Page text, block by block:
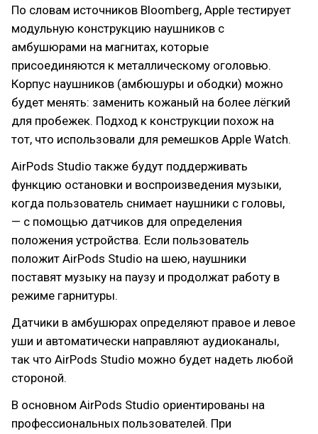
По словам источников Bloomberg, Apple тестирует
модульную конструкцию наушников с
амбушюрами на магнитах, которые
присоединяются к металлическому оголовью.
Корпус наушников (амбюшуры и ободки) можно
будет менять: заменить кожаный на более лёгкий
для пробежек. Подход к конструкции похож на
тот, что использовали для ремешков Apple Watch.
AirPods Studio также будут поддерживать
функцию остановки и воспроизведения музыки,
когда пользователь снимает наушники с головы,
— с помощью датчиков для определения
положения устройства. Если пользователь
положит AirPods Studio на шею, наушники
поставят музыку на паузу и продолжат работу в
режиме гарнитуры.
Датчики в амбушюрах определяют правое и левое
уши и автоматически направляют аудиоканалы,
так что AirPods Studio можно будет надеть любой
стороной.
В основном AirPods Studio ориентированы на
профессиональных пользователей. При